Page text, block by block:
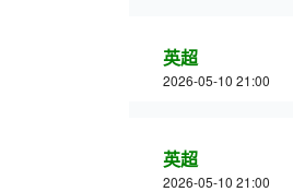
英超
2026-05-10 21:00
英超
2026-05-10 21:00